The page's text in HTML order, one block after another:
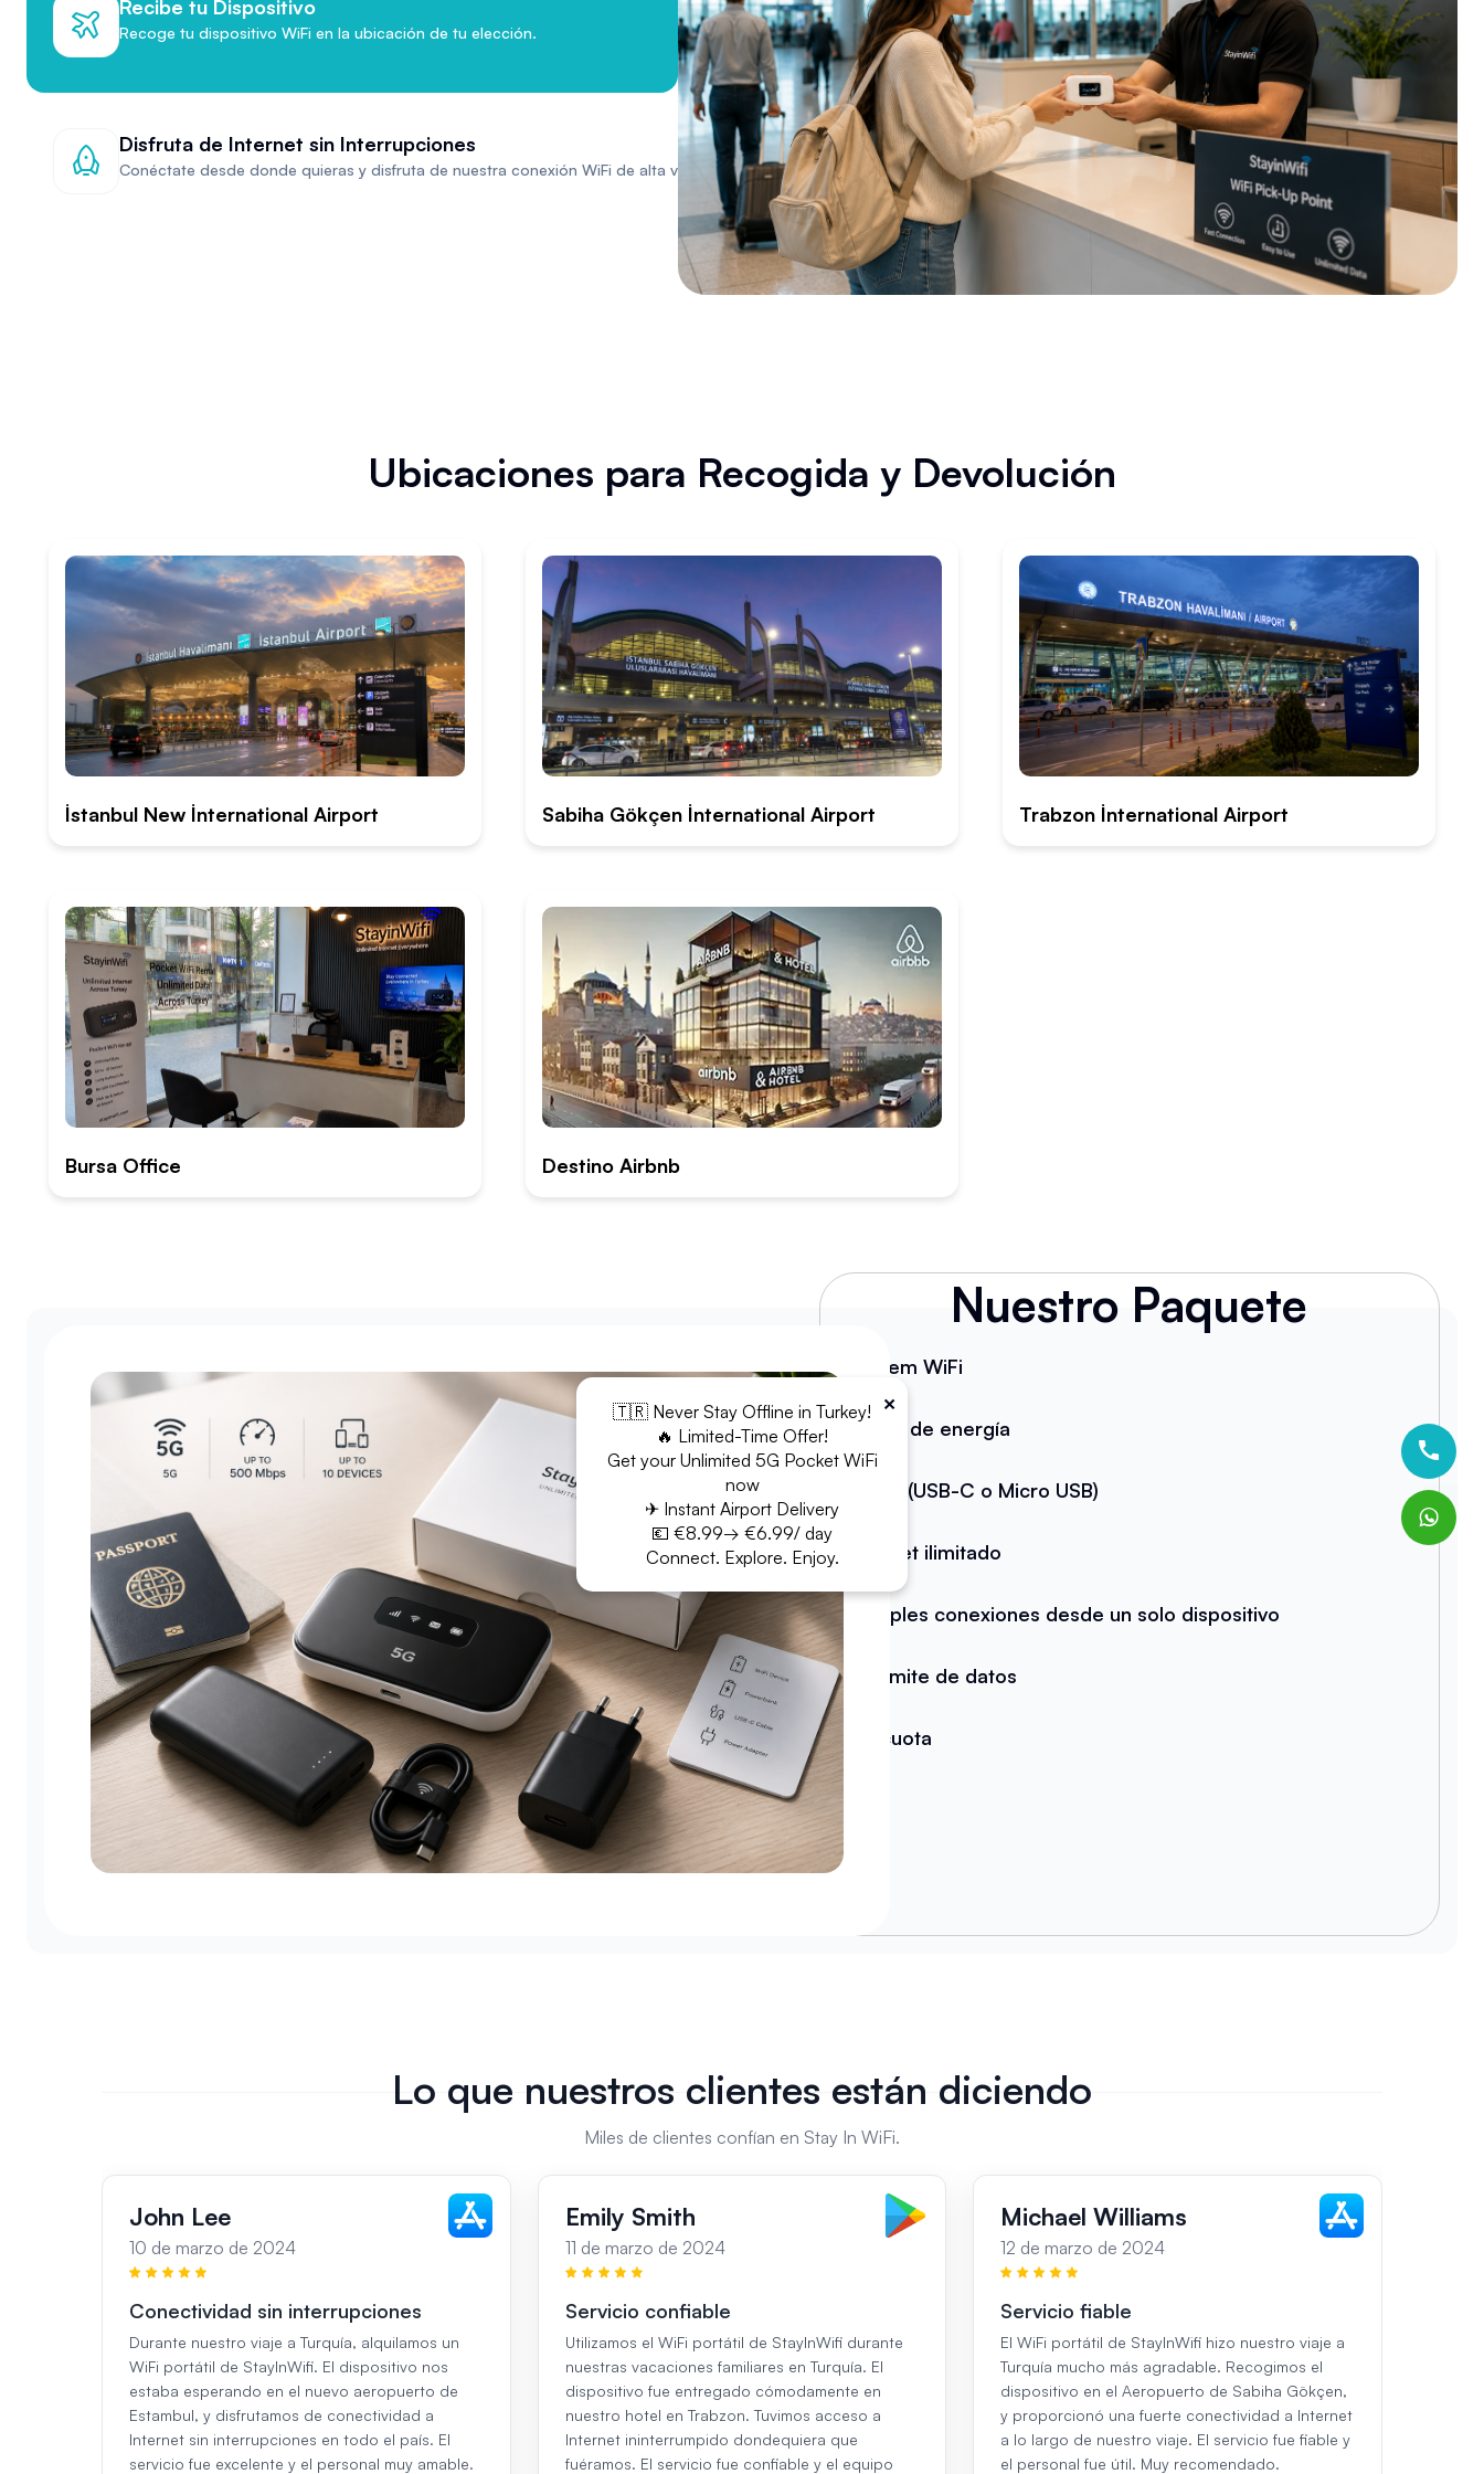
Recibe tu Dispositivo
Recoge tu dispositivo WiFi en la ubicación de tu elección.
Disfruta de Internet sin Interrupciones
Conéctate desde donde quieras y disfruta de nuestra conexión WiFi de alta velocidad.
Ubicaciones para Recogida y Devolución
İstanbul New İnternational Airport Sabiha Gökçen İnternational Airport Trabzon İnternational Airport
Bursa Office Destino Airbnb
Nuestro Paquete
Módem WiFi
Banco de energía
Cable (USB-C o Micro USB)
Internet ilimitado
Múltiples conexiones desde un solo dispositivo
Sin límite de datos
Sin cuota
Lo que nuestros clientes están diciendo
Miles de clientes confían en Stay In WiFi.
John Lee
10 de marzo de 2024
Conectividad sin interrupciones
Durante nuestro viaje a Turquía, alquilamos un
WiFi portátil de StayInWifi. El dispositivo nos
estaba esperando en el nuevo aeropuerto de
Estambul, y disfrutamos de conectividad a
Internet sin interrupciones en todo el país. El
servicio fue excelente y el personal muy amable.
Emily Smith
11 de marzo de 2024
Servicio confiable
Utilizamos el WiFi portátil de StayInWifi durante
nuestras vacaciones familiares en Turquía. El
dispositivo fue entregado cómodamente en
nuestro hotel en Trabzon. Tuvimos acceso a
Internet ininterrumpido dondequiera que
fuéramos. El servicio fue confiable y el equipo
Michael Williams
12 de marzo de 2024
Servicio fiable
El WiFi portátil de StayInWifi hizo nuestro viaje a
Turquía mucho más agradable. Recogimos el
dispositivo en el Aeropuerto de Sabiha Gökçen,
y proporcionó una fuerte conectividad a Internet
a lo largo de nuestro viaje. El servicio fue fiable y
el personal fue útil. Muy recomendado.
×
🇹🇷 Never Stay Offline in Turkey!
🔥 Limited-Time Offer!
Get your Unlimited 5G Pocket WiFi
now
✈ Instant Airport Delivery
💶 €8.99→ €6.99/ day
Connect. Explore. Enjoy.